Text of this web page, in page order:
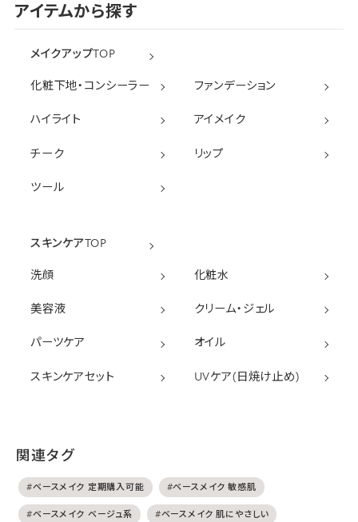
アイテムから探す
メイクアップTOP
化粧下地・コンシーラー ファンデーション
ハイライト アイメイク
チーク リップ
ツール
スキンケアTOP
洗顔 化粧水
美容液 クリーム・ジェル
パーツケア オイル
スキンケアセット UVケア(日焼け止め)
関連タグ
#ベースメイク 定期購入可能 #ベースメイク 敏感肌
#ベースメイク ベージュ系 #ベースメイク 肌にやさしい